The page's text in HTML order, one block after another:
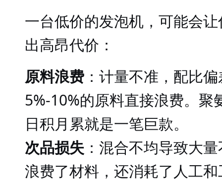
一台低价的发泡机，可能会
出高昂代价：
原料浪费 ：计量不准，配比
5%-10%的原料直接浪费。聚
日积月累就是一笔巨款。
次品损失 ：混合不均导致大
浪费了材料，还消耗了人工